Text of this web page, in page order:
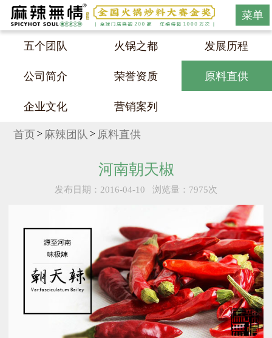
菜单
五个团队 火锅之都 发展历程
公司简介 荣誉资质 原料直供
企业文化 营销案列
首页 麻辣团队 原料直供
河南朝天椒
发布日期：2016-04-10 浏览量：7975次